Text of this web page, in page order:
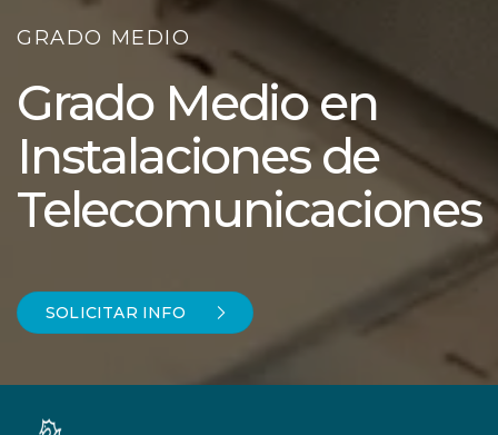
GRADO MEDIO
Grado Medio en
Instalaciones de
Telecomunicaciones
SOLICITAR INFO